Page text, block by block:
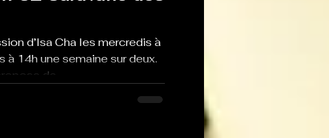
d’Isa Cha les mercredis à
14h une semaine sur deux.
de...